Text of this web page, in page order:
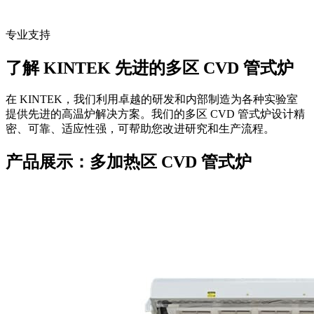
专业支持
了解 KINTEK 先进的多区 CVD 管式炉
在 KINTEK，我们利用卓越的研发和内部制造为各种实验室
提供先进的高温炉解决方案。我们的多区 CVD 管式炉设计精
密、可靠、适应性强，可帮助您改进研究和生产流程。
产品展示：多加热区 CVD 管式炉